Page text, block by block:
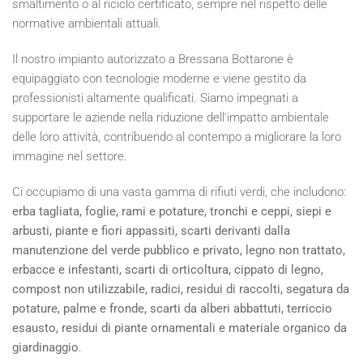
smaltimento o al riciclo certificato, sempre nel rispetto delle
normative ambientali attuali.
Il nostro impianto autorizzato a Bressana Bottarone è
equipaggiato con tecnologie moderne e viene gestito da
professionisti altamente qualificati. Siamo impegnati a
supportare le aziende nella riduzione dell'impatto ambientale
delle loro attività, contribuendo al contempo a migliorare la loro
immagine nel settore.
Ci occupiamo di una vasta gamma di rifiuti verdi, che includono:
erba tagliata, foglie, rami e potature, tronchi e ceppi, siepi e
arbusti, piante e fiori appassiti, scarti derivanti dalla
manutenzione del verde pubblico e privato, legno non trattato,
erbacce e infestanti, scarti di orticoltura, cippato di legno,
compost non utilizzabile, radici, residui di raccolti, segatura da
potature, palme e fronde, scarti da alberi abbattuti, terriccio
esausto, residui di piante ornamentali e materiale organico da
giardinaggio.